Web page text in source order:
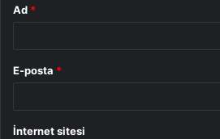
Ad *
E-posta *
İnternet sitesi